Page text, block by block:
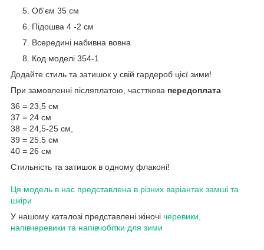
Об'єм 35 см
Підошва 4 -2 см
Всередині набивна вовна
Код моделі 354-1
Додайте стиль та затишок у свій гардероб цієї зими!
При замовленні післяплатою, частткова передоплата
36 = 23,5 см
37 = 24 см
38 = 24,5-25 см,
39 = 25.5 см
40 = 26 см
Стильність та затишок в одному флаконі!
Ця модель в нас представлена в різних варіантах замші та
шкіри
У нашому каталозі представлені жіночі черевики,
напівчеревики та напівчобітки для зими